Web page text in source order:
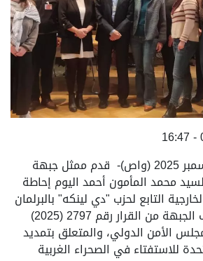
برلين (ألمانيا)، 02 ديسمبر 2025 (واص)- قدم ممثل جبهة
السيد محمد المأمون أحمد اليوم إحاطة
التابع لحزب "دي لينكه" بالبرلمان
الألماني ، حول موقف الجبهة من القرار رقم 2797 (2025)
الأمن الدولي، والمتعلق بتمديد
للاستفتاء في الصحراء الغربية